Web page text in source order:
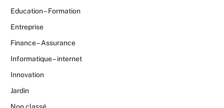
Education – Formation
Entreprise
Finance – Assurance
Informatique – internet
Innovation
Jardin